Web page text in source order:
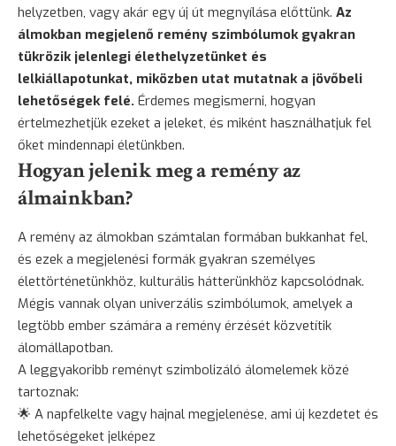
helyzetben, vagy akár egy új út megnyílása előttünk. Az
álmokban megjelenő remény szimbólumok gyakran
tükrözik jelenlegi élethelyzetünket és
lelkiállapotunkat, miközben utat mutatnak a jövőbeli
lehetőségek felé. Érdemes megismerni, hogyan
értelmezhetjük ezeket a jeleket, és miként használhatjuk fel
őket mindennapi életünkben.
Hogyan jelenik meg a remény az
álmainkban?
A remény az álmokban számtalan formában bukkanhat fel,
és ezek a megjelenési formák gyakran személyes
élettörténetünkhöz, kulturális hátterünkhöz kapcsolódnak.
Mégis vannak olyan univerzális szimbólumok, amelyek a
legtöbb ember számára a remény érzését közvetítik
álomállapotban.
A leggyakoribb reményt szimbolizáló álomelemek közé
tartoznak:
🌟 A napfelkelte vagy hajnal megjelenése, ami új kezdetet és
lehetőségeket jelképez